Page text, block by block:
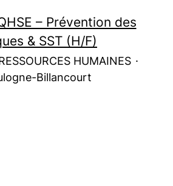
– Prévention des
& SST (H/F)
HUMAINES ·
Billancourt